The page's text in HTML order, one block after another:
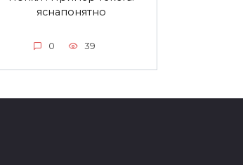
яснапонятно
0 39